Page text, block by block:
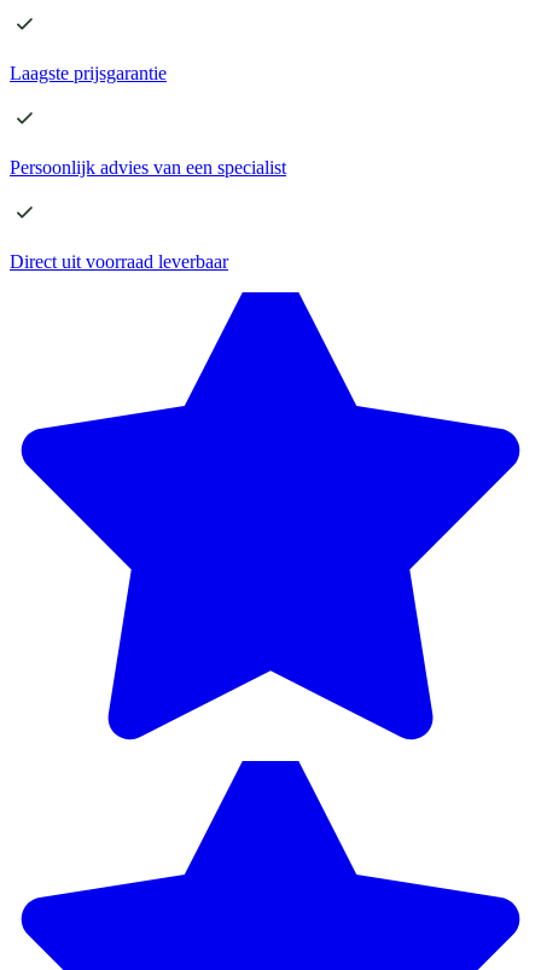
Laagste prijsgarantie
Persoonlijk advies van een specialist
Direct uit voorraad leverbaar